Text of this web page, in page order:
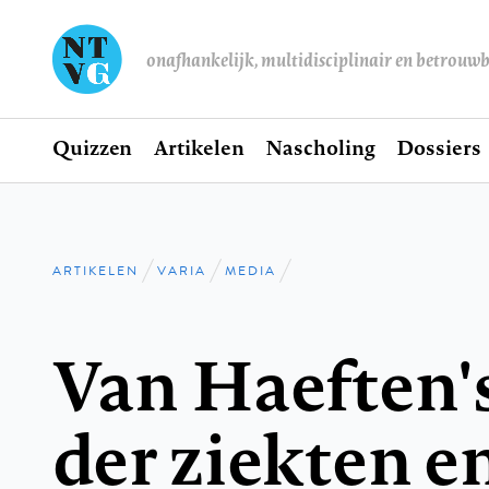
onafhankelijk, multidisciplinair en
Hoofdnavigatie
Home
Quizzen Artikelen Nascholing Dossiers
Kruimelpad
ARTIKELEN VARIA MEDIA
Van
der ziekten